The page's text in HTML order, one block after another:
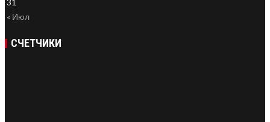
« Июл
31
СЧЕТЧИКИ